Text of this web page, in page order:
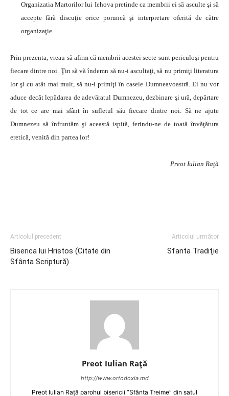
Organizatia Martorilor lui Iehova pretinde ca membrii ei să asculte şi să
accepte fără discuţie orice poruncă şi interpretare oferită de către
organizaţie.
Prin prezenta, vreau să afirm că membrii acestei secte sunt periculoşi pentru
fiecare dintre noi. Ţin să vă îndemn să nu-i ascultaţi, să nu primiţi literatura
lor şi cu atât mai mult, să nu-i primiţi în casele Dumneavoastră. Ei nu vor
aduce decât lepădarea de adevăratul Dumnezeu, dezbinare şi ură, depărtare
de tot ce are mai sfânt în sufletul său fiecare dintre noi. Să ne ajute
Dumnezeu să înfruntăm şi această ispită, ferindu-ne de toată învăţătura
eretică, venită din partea lor!
Preot Iulian Raţă
Articolul precedent
Biserica lui Hristos (Citate din
Sfânta Scriptură)
Articolul următor
Sfanta Tradiţie
Preot Iulian Raţă
http://www.ortodoxia.md
Preot Iulian Rață parohul bisericii ”Sfânta Treime” din satul